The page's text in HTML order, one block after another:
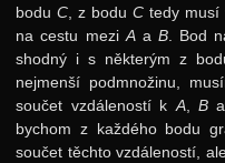
boduC , z boduC tedy musí
na cestu mezi Aa B. Bod
shodný i s některým z
nejmenší podmnožinu,
součet vzdáleností k A, Ba
bychom z každého bodu
součet těchto vzdáleností,